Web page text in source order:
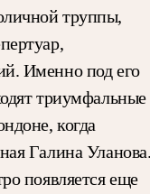
труппы,
Именно под его
триумфальные
когда
Галина
появляется еще